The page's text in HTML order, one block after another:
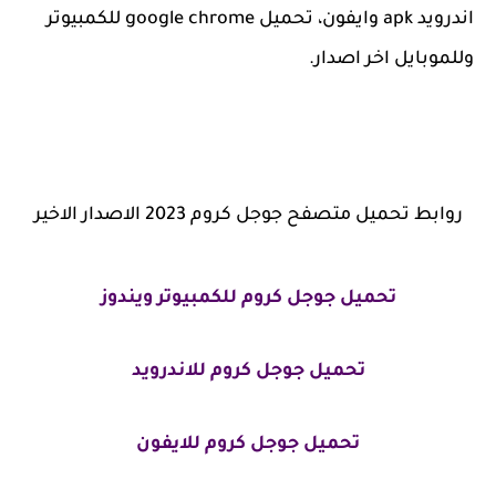
اندرويد apk وايفون، تحميل google chrome للكمبيوتر
وللموبايل اخر اصدار.
روابط تحميل متصفح جوجل كروم 2023 الاصدار الاخير
تحميل جوجل كروم للكمبيوتر ويندوز
تحميل جوجل كروم للاندرويد
تحميل جوجل كروم للايفون